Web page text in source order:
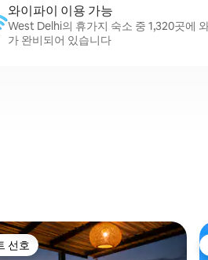
와이파이 이용 가능
West Delhi의 휴가지 숙소 중 1,320곳에
가 완비되어 있습니다
선호
선호